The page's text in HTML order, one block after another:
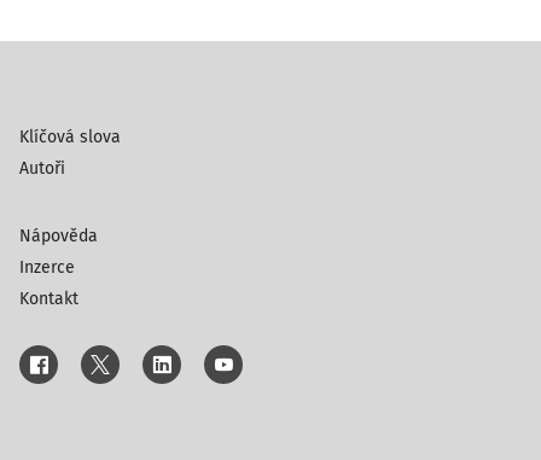
Klíčová slova
Autoři
Nápověda
Inzerce
Kontakt